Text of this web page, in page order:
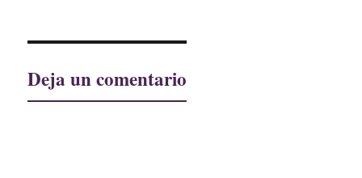
Deja un comentario